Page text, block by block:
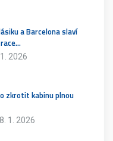
a Barcelona slaví
2026
zkrotit kabinu plnou
8. 1. 2026